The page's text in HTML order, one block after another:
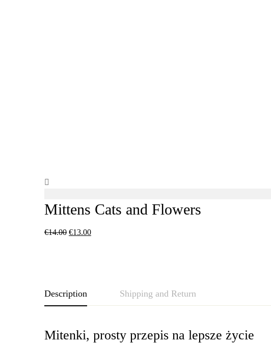
Mittens Cats and Flowers
€14.00 €13.00
Description Shipping and Return
Mitenki, prosty przepis na lepsze życie